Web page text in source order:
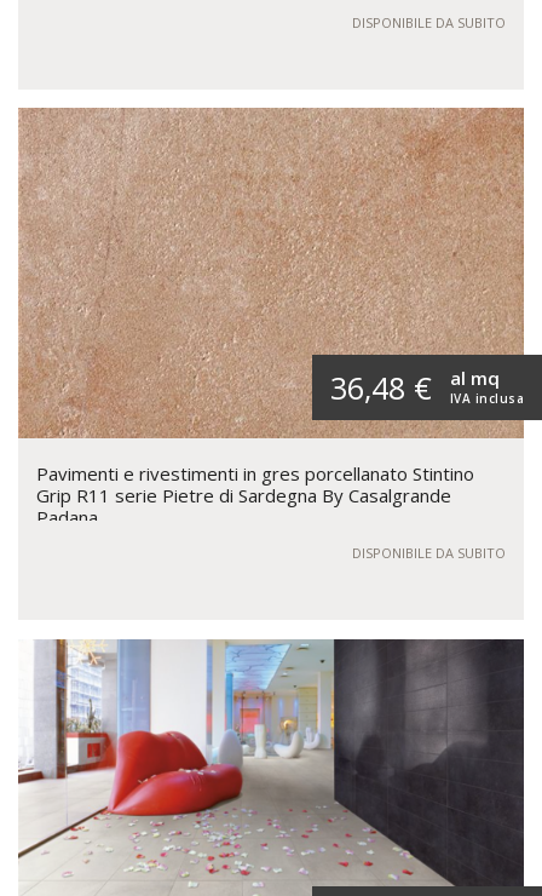
DISPONIBILE DA SUBITO
36,48 € IVA inclusa
al mq
Pavimenti e rivestimenti in gres porcellanato Stintino
Grip R11 serie Pietre di Sardegna By Casalgrande
Padana
DISPONIBILE DA SUBITO